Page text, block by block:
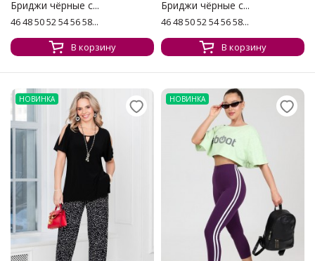
Бриджи чёрные с...
46 48 50 52 54 56 58...
В корзину
Бриджи чёрные с...
46 48 50 52 54 56 58...
В корзину
НОВИНКА НОВИНКА